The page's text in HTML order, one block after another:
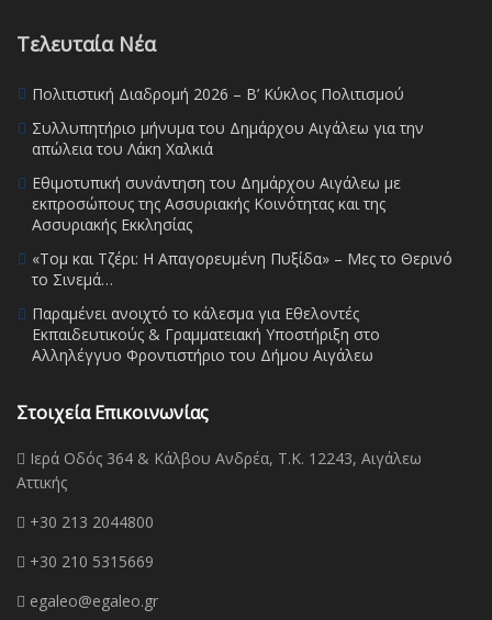
Τελευταία Νέα
Πολιτιστική Διαδρομή 2026 – Β’ Κύκλος Πολιτισμού
Συλλυπητήριο μήνυμα του Δημάρχου Αιγάλεω για την
απώλεια του Λάκη Χαλκιά
Εθιμοτυπική συνάντηση του Δημάρχου Αιγάλεω με
εκπροσώπους της Ασσυριακής Κοινότητας και της
Ασσυριακής Εκκλησίας
«Τομ και Τζέρι: Η Απαγορευμένη Πυξίδα» – Μες το Θερινό
το Σινεμά…
Παραμένει ανοιχτό το κάλεσμα για Εθελοντές
Εκπαιδευτικούς & Γραμματειακή Υποστήριξη στο
Αλληλέγγυο Φροντιστήριο του Δήμου Αιγάλεω
Στοιχεία Επικοινωνίας
Ιερά Οδός 364 & Κάλβου Ανδρέα, Τ.Κ. 12243, Αιγάλεω
Αττικής
+30 213 2044800
+30 210 5315669
egaleo@egaleo.gr